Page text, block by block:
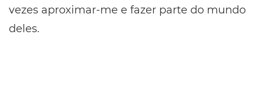
vezes aproximar-me e fazer parte do mundo
deles.